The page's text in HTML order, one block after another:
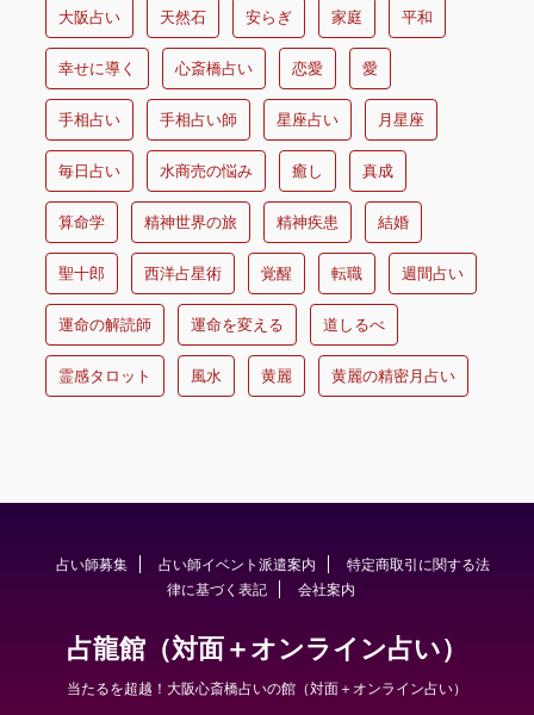
大阪占い 天然石 安らぎ 家庭 平和
幸せに導く 心斎橋占い 恋愛 愛
手相占い 手相占い師 星座占い 月星座
毎日占い 水商売の悩み 癒し 真成
算命学 精神世界の旅 精神疾患 結婚
聖十郎 西洋占星術 覚醒 転職 週間占い
運命の解読師 運命を変える 道しるべ
霊感タロット 風水 黄麗 黄麗の精密月占い
占い師募集 占い師イベント派遣案内
特定商取引に関する法
律に基づく表記
会社案内
占龍館（対面＋オンライン占い）
当たるを超越！大阪心斎橋占いの館（対面＋オンライン占い）